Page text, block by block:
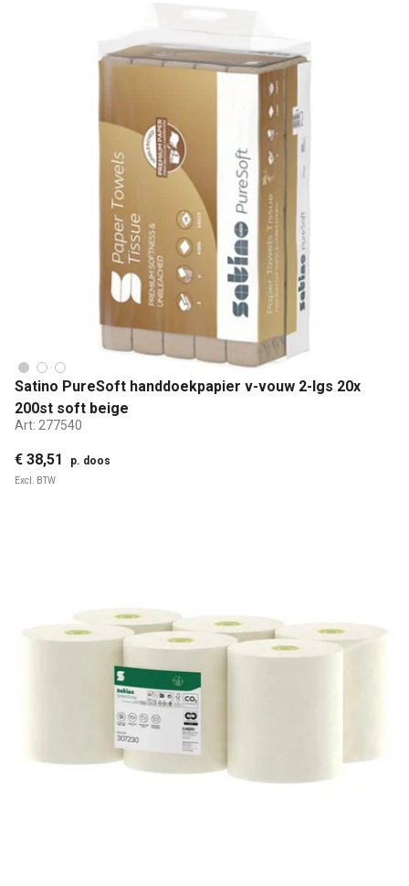
Satino PureSoft handdoekpapier v-vouw 2-lgs 20x
200st soft beige
Art: 277540
€ 38,51 p. doos
Excl. BTW